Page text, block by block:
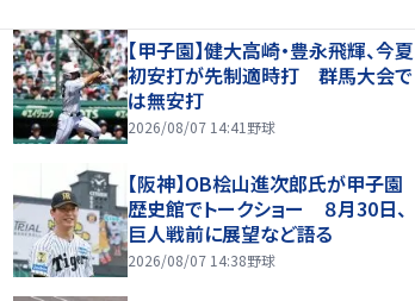
【甲子園】健大高崎・豊永飛輝、今夏
初安打が先制適時打 群馬大会で
は無安打
2026/08/07 14:41 野球
【阪神】OB桧山進次郎氏が甲子園
歴史館でトークショー ８月30日、
巨人戦前に展望など語る
2026/08/07 14:38野球